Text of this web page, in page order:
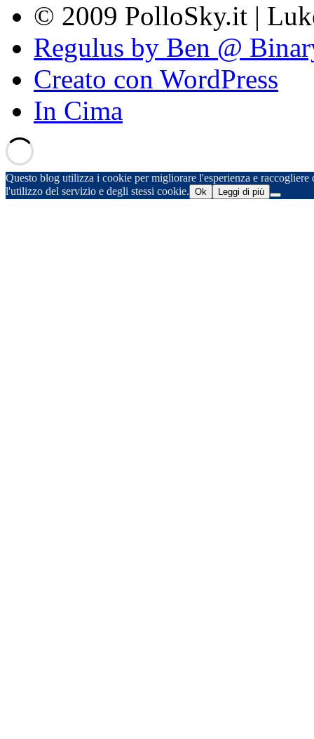
© 2009 PolloSky.it |
Regulus by Ben @
Creato con WordPress
In Cima
Questo blog utilizza i cookie per migliorare l'esperienza e
l'utilizzo del servizio e degli stessi cookie. Ok Leggi di più